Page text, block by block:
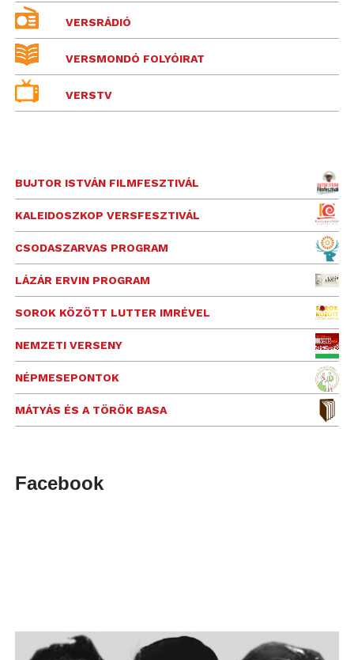
VERSRÁDIÓ
VERSMONDÓ FOLYÓIRAT
VERSTV
BUJTOR ISTVÁN FILMFESZTIVÁL
KALEIDOSZKOP VERSFESZTIVÁL
CSODASZARVAS PROGRAM
LÁZÁR ERVIN PROGRAM
SOROK KÖZÖTT LUTTER IMRÉVEL
NEMZETI VERSENY
NÉPMESEPONTOK
MÁTYÁS ÉS A TÖRÖK BASA
Facebook